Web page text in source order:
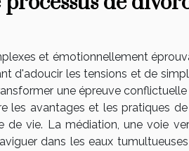
et émotionnellement
d'adoucir les tensions et de
une épreuve conflictuelle
les avantages et les pratiques
vie. La médiation, une voie
dans les eaux